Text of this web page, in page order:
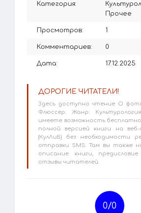
Категория:
Прочее
Просмотров: 1
Комментариев: 0
Дата: 17.12.2025
ДОРОГИЕ ЧИТАТЕЛИ!
Здесь доступно чтение О
Флюссер. Жанр:
имеете возможность
полной версией книги на
(КулЛиБ) без необходимости
отправки SMS. Там вы также
описание книги,
отзывы читателей.
0/0